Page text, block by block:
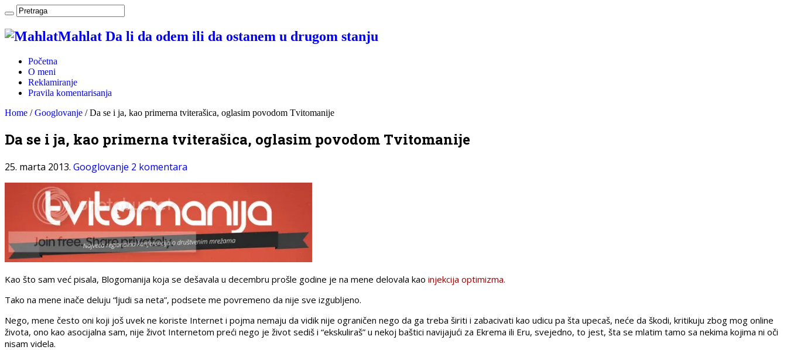
Mahlat Da li da odem ili da ostanem u drugom stanju
Početna
O meni
Reklamiranje
Pravila komentarisanja
Home / Googlovanje / Da se i ja, kao primerna tviterašica, oglasim povodom Tvitomanije
Da se i ja, kao primerna tviterašica, oglasim povodom Tvitomanije
25. marta 2013. Googlovanje 2 komentara
Kao što sam već pisala, Blogomanija koja se dešavala u decembru prošle godine je na mene delovala kao injekcija optimizma.
Tako na mene inače deluju “ljudi sa neta”, podsete me povremeno da nije sve izgubljeno.
Nego, mene često oni koji još uvek ne koriste Internet i pojma nemaju da vidik nije ograničen nego da ga treba širiti i zabacivati kao udicu pa šta upecaš, neće da škodi, kritikuju zbog mog online
života, ono kao asocijalna sam, nije život Internetom preći nego je život sediš i “ekskuliraš” u nekoj baštici navijajući za Ekrema ili Eru, svejedno, to jest, šta se mlatim tamo sa nekima kojima ni oči
nisam videla.